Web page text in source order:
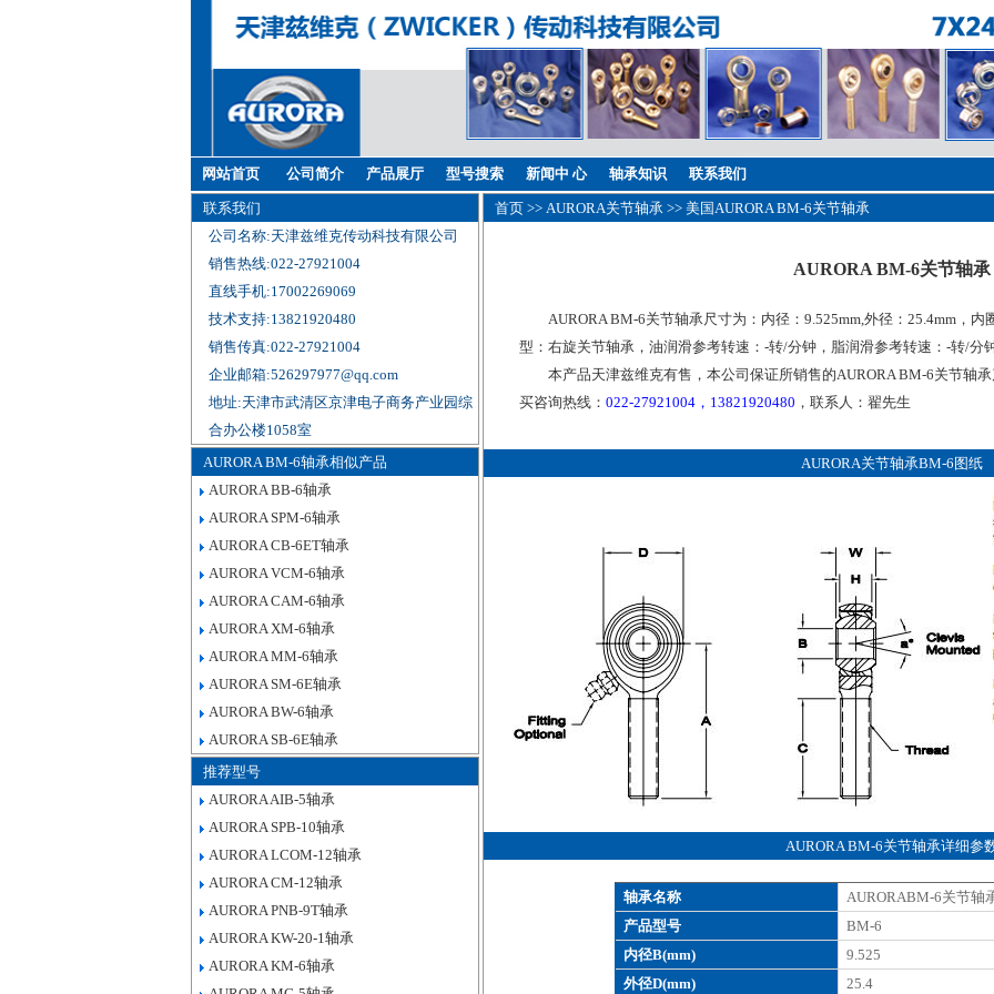
网站首页 公司简介 产品展厅 型号搜索 新闻中 心 轴承知识 联系我们
联系我们
公司名称:天津兹维克传动科技有限公司
销售热线:022-27921004
直线手机:17002269069
技术支持:13821920480
销售传真:022-27921004
企业邮箱:526297977@qq.com
地址:天津市武清区京津电子商务产业园综
合办公楼1058室
AURORA BM-6轴承相似产品
AURORA BB-6轴承
AURORA SPM-6轴承
AURORA CB-6ET轴承
AURORA VCM-6轴承
AURORA CAM-6轴承
AURORA XM-6轴承
AURORA MM-6轴承
AURORA SM-6E轴承
AURORA BW-6轴承
AURORA SB-6E轴承
推荐型号
AURORA AIB-5轴承
AURORA SPB-10轴承
AURORA LCOM-12轴承
AURORA CM-12轴承
AURORA PNB-9T轴承
AURORA KW-20-1轴承
AURORA KM-6轴承
首页 >> AURORA关节轴承 >> 美国AURORA BM-6关节轴承
AURORA BM-6关节轴承
AURORA BM-6关节轴承尺寸为：内径：9.525mm,外径：25.4mm，内
型：右旋关节轴承，油润滑参考转速：-转/分钟，脂润滑参考转速：-转/分
本产品天津兹维克有售，本公司保证所销售的AURORA BM-6关节轴
买咨询热线：022-27921004，13821920480 ，联系人：翟先生
AURORA关节轴承BM-6图纸
AURORA BM-6关节轴承详细参
轴承名称
AURORABM-6关节轴
产品型号
BM-6
内径B(mm)
9.525
外径D(mm)
25.4